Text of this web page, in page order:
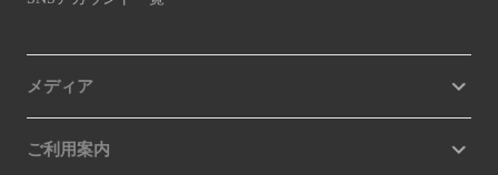
メディア
ご利用案内